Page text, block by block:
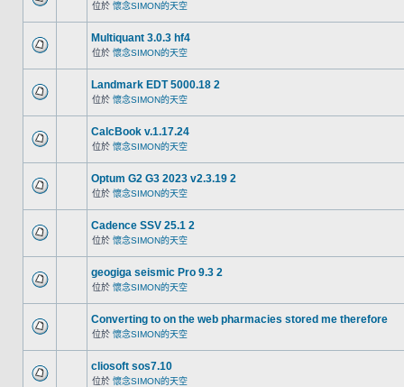
位於 懷念SIMON的天空
Multiquant 3.0.3 hf4
位於 懷念SIMON的天空
Landmark EDT 5000.18 2
位於 懷念SIMON的天空
CalcBook v.1.17.24
位於 懷念SIMON的天空
Optum G2 G3 2023 v2.3.19 2
位於 懷念SIMON的天空
Cadence SSV 25.1 2
位於 懷念SIMON的天空
geogiga seismic Pro 9.3 2
位於 懷念SIMON的天空
Converting to on the web pharmacies stored me therefore
位於 懷念SIMON的天空
cliosoft sos7.10
位於 懷念SIMON的天空